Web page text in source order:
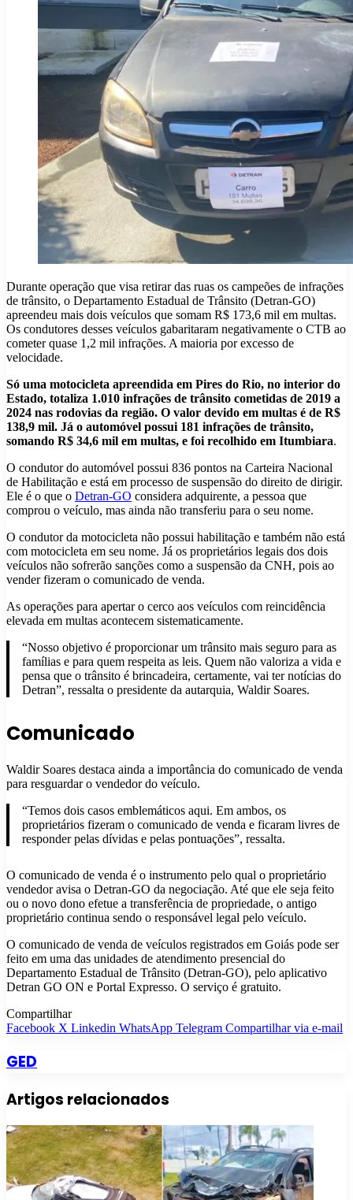
Durante operação que visa retirar das ruas os campeões de infrações
de trânsito, o Departamento Estadual de Trânsito (Detran-GO)
apreendeu mais dois veículos que somam R$ 173,6 mil em multas.
Os condutores desses veículos gabaritaram negativamente o CTB ao
cometer quase 1,2 mil infrações. A maioria por excesso de
velocidade.
Só uma motocicleta apreendida em Pires do Rio, no interior do
Estado, totaliza 1.010 infrações de trânsito cometidas de 2019 a
2024 nas rodovias da região. O valor devido em multas é de R$
138,9 mil. Já o automóvel possui 181 infrações de trânsito,
somando R$ 34,6 mil em multas, e foi recolhido em Itumbiara.
O condutor do automóvel possui 836 pontos na Carteira Nacional
de Habilitação e está em processo de suspensão do direito de dirigir.
Ele é o que o Detran-GO considera adquirente, a pessoa que
comprou o veículo, mas ainda não transferiu para o seu nome.
O condutor da motocicleta não possui habilitação e também não está
com motocicleta em seu nome. Já os proprietários legais dos dois
veículos não sofrerão sanções como a suspensão da CNH, pois ao
vender fizeram o comunicado de venda.
As operações para apertar o cerco aos veículos com reincidência
elevada em multas acontecem sistematicamente.
“Nosso objetivo é proporcionar um trânsito mais seguro para as
famílias e para quem respeita as leis. Quem não valoriza a vida e
pensa que o trânsito é brincadeira, certamente, vai ter notícias do
Detran”, ressalta o presidente da autarquia, Waldir Soares.
Comunicado
Waldir Soares destaca ainda a importância do comunicado de venda
para resguardar o vendedor do veículo.
“Temos dois casos emblemáticos aqui. Em ambos, os
proprietários fizeram o comunicado de venda e ficaram livres de
responder pelas dívidas e pelas pontuações”, ressalta.
O comunicado de venda é o instrumento pelo qual o proprietário
vendedor avisa o Detran-GO da negociação. Até que ele seja feito
ou o novo dono efetue a transferência de propriedade, o antigo
proprietário continua sendo o responsável legal pelo veículo.
O comunicado de venda de veículos registrados em Goiás pode ser
feito em uma das unidades de atendimento presencial do
Departamento Estadual de Trânsito (Detran-GO), pelo aplicativo
Detran GO ON e Portal Expresso. O serviço é gratuito.
Compartilhar
Facebook X Linkedin WhatsApp Telegram Compartilhar via e-mail
GED
Artigos relacionados